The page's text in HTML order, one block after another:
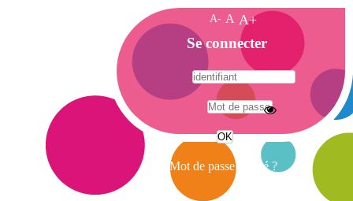
A- A A+
A
c
c
e
i
Se connecter
Mot de passe oublié ?
A
e